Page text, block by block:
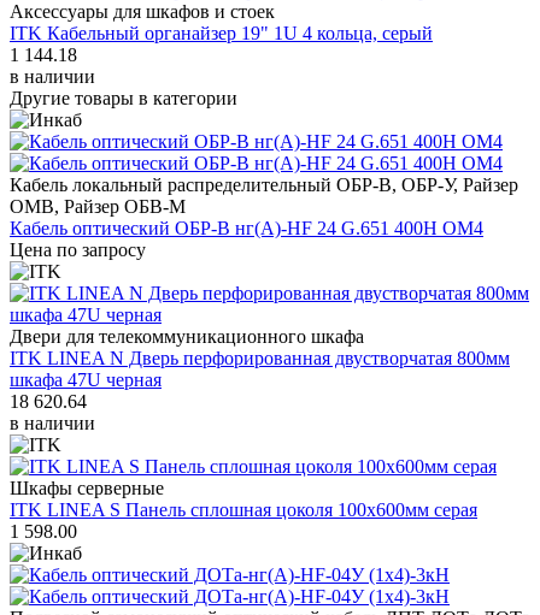
Аксессуары для шкафов и стоек
ITK Кабельный органайзер 19" 1U 4 кольца, серый
1 144.18
в наличии
Другие товары в категории
Кабель локальный распределительный ОБР-В, ОБР-У, Райзер
ОМВ, Райзер ОБВ-М
Кабель оптический ОБР-В нг(A)-HF 24 G.651 400Н ОМ4
Цена по запросу
Двери для телекоммуникационного шкафа
ITK LINEA N Дверь перфорированная двустворчатая 800мм
шкафа 47U черная
18 620.64
в наличии
Шкафы серверные
ITK LINEA S Панель сплошная цоколя 100х600мм серая
1 598.00